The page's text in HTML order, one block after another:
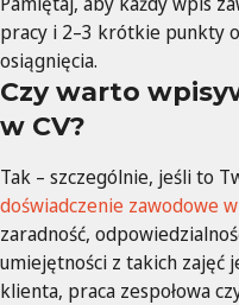
pracy i 2–3 krótkie punkty
osiągnięcia.
Czy warto
w CV?
Tak – szczególnie, jeśli to
doświadczenie zawodowe w
zaradność,
umiejętności z takich zajęć
klienta, praca zespołowa